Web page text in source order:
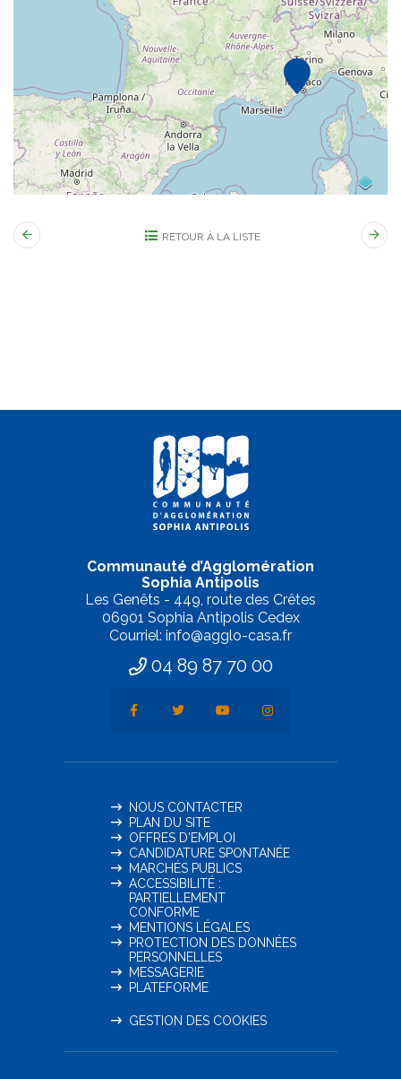
RETOUR À LA LISTE
Communauté d’Agglomération
Sophia Antipolis
Les Genêts - 449, route des Crêtes
06901 Sophia Antipolis Cedex
Courriel: info@agglo-casa.fr
04 89 87 70 00
NOUS CONTACTER
PLAN DU SITE
OFFRES D'EMPLOI
CANDIDATURE SPONTANÉE
MARCHÉS PUBLICS
ACCESSIBILITÉ :
PARTIELLEMENT
CONFORME
MENTIONS LÉGALES
PROTECTION DES DONNÉES
PERSONNELLES
MESSAGERIE
PLATEFORME
GESTION DES COOKIES